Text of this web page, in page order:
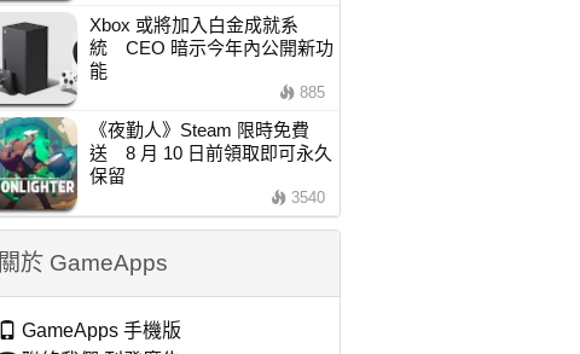
Xbox 或將加入白金成就系
統 CEO 暗示今年內公開新功
能
885
《夜勤人》Steam 限時免費
送 8 月 10 日前領取即可永久
保留
3540
關於 GameApps
GameApps 手機版